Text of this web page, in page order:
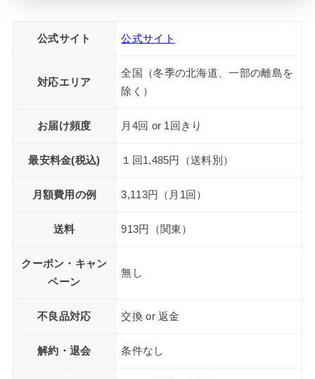
公式サイト 公式サイト
対応エリア
全国（冬季の北海道、一部の離島を
除く）
お届け頻度 月4回 or 1回きり
最安料金(税込) １回1,485円（送料別）
月額費用の例 3,113円（月1回）
送料 913円（関東）
クーポン・キャン
ペーン
無し
不良品対応 交換 or 返金
解約・退会 条件なし